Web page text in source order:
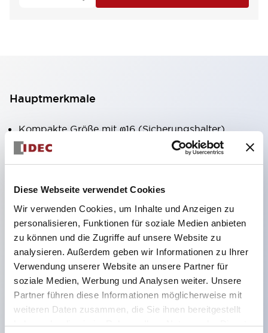
Diese Webseite verwendet Cookies
Wir verwenden Cookies, um Inhalte und Anzeigen zu
personalisieren, Funktionen für soziale Medien anbieten
zu können und die Zugriffe auf unsere Website zu
analysieren. Außerdem geben wir Informationen zu Ihrer
Verwendung unserer Website an unsere Partner für
soziale Medien, Werbung und Analysen weiter. Unsere
Partner führen diese Informationen möglicherweise mit
weiteren Daten zusammen, die Sie ihnen bereitgestellt
haben oder die sie im Rahmen Ihrer Nutzung der Dienste
Hauptmerkmale
Kompakte Größe mit φ16 (Sicherungshalter).
Über 1000-fach wiederverwendbar.
Snap-On-Montageart.
Mit Hilfskontakten zur einfachen Konfiguration von
Alarm- und Steuerkreisen ausgestattet.
Verdrahtung sowohl durch Löten als auch mit
Receptacle möglich.
Hervorragendes Design, vielfältige Abdeckfarben.
Montage auf 35 mm breiter DIN-Schiene möglich
(bei Verwendung eines speziellen Halters).